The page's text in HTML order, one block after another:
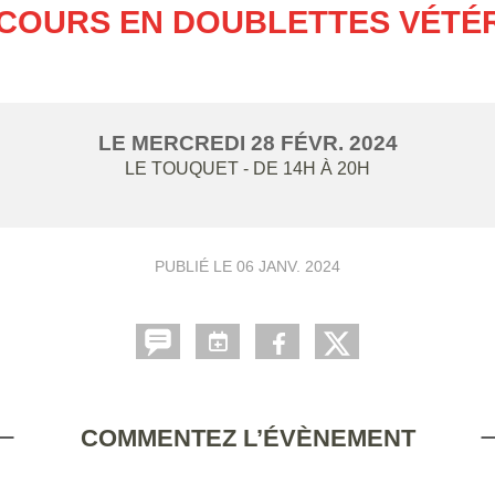
EN DOUBLETTES
LE MERCREDI 28 FÉVR. 2024
LE TOUQUET - DE 14H À 20H
PUBLIÉ LE 06 JANV. 2024
COMMENTEZ L’ÉVÈNEMENT